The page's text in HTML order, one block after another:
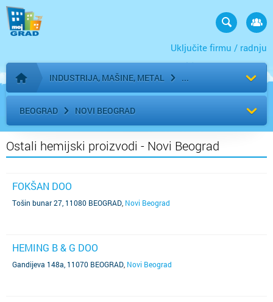
Uključite firmu / radnju
Početna stranica
INDUSTRIJA, MAŠINE, METAL
BEOGRAD NOVI BEOGRAD
Ostali hemijski proizvodi - Novi Beograd
FOKŠAN DOO
Tošin bunar 27, 11080 BEOGRAD Novi Beograd
HEMING B & G DOO
Gandijeva 148a, 11070 BEOGRAD Novi Beograd